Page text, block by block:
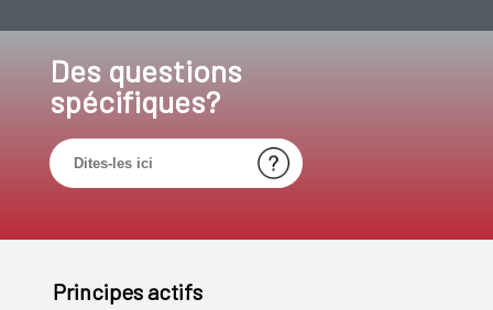
Des questions
spécifiques?
Principes actifs